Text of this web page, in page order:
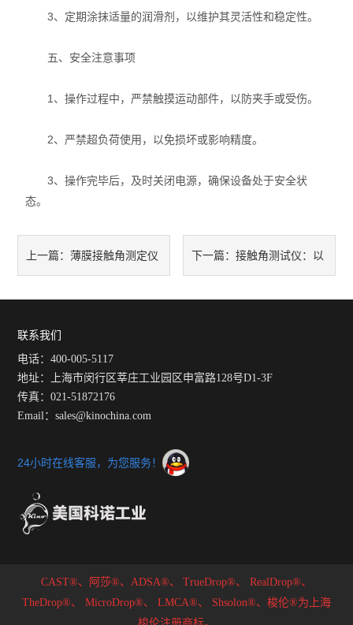
3、定期涂抹适量的润滑剂，以维护其灵活性和稳定性。
五、安全注意事项
1、操作过程中，严禁触摸运动部件，以防夹手或受伤。
2、严禁超负荷使用，以免损坏或影响精度。
3、操作完毕后，及时关闭电源，确保设备处于安全状
态。
上一篇：薄膜接触角测定仪 下一篇： 接触角测试仪：以
联系我们
电话：400-005-5117
地址：上海市闵行区莘庄工业园区申富路128号D1-3F
传真：021-51872176
Email：sales@kinochina.com
24小时在线客服，为您服务！
CAST®、阿莎®、ADSA®、 TrueDrop®、
RealDrop®、
TheDrop®、
MicroDrop®、 LMCA®、
Shsolon®、梭伦®为上海